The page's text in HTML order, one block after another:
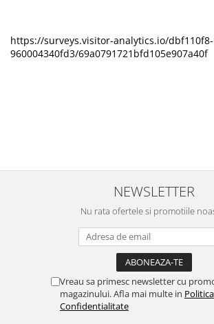
https://surveys.visitor-analytics.io/
960004340fd3/69a0791721bfd105e907a40f
NEWSLETTER
Nu rata ofertele si promotiile
Vreau sa primesc newsletter cu
magazinului. Afla mai multe in
Confidentialitate